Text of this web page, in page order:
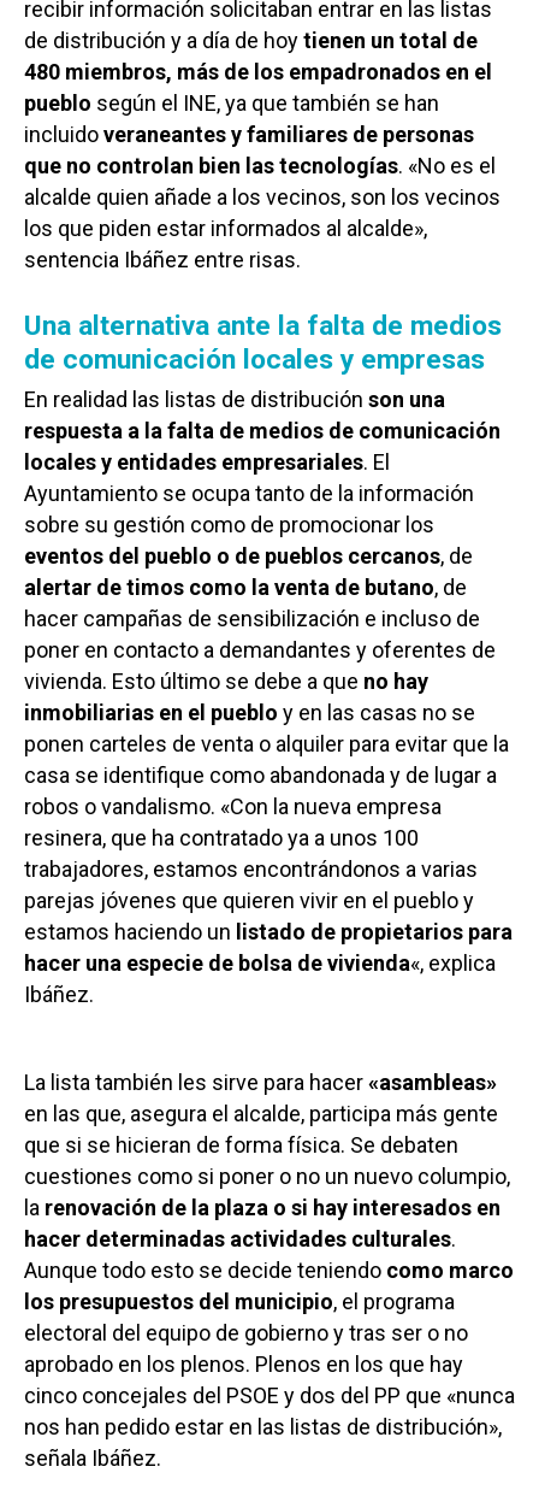
recibir información solicitaban entrar en las listas
de distribución y a día de hoytienen un total de
480 miembros, más de los empadronados en el
pueblo según el INE, ya que también se han
incluidoveraneantes y familiares de personas
que no controlan bien las tecnologías. «No es el
alcalde quien añade a los vecinos, son los vecinos
los que piden estar informados al alcalde»,
sentencia Ibáñez entre risas.
Una alternativa ante la falta de medios
de comunicación locales y empresas
En realidad las listas de distribución son una
respuesta a la falta de medios de comunicación
locales y entidades empresariales. El
Ayuntamiento se ocupa tanto de la información
sobre su gestión como de promocionar los
eventos del pueblo o de pueblos cercanos, de
alertar de timos como la venta de butano, de
hacer campañas de sensibilización e incluso de
poner en contacto a demandantes y oferentes de
vivienda. Esto último se debe a que no hay
inmobiliarias en el pueblo y en las casas no se
ponen carteles de venta o alquiler para evitar que la
casa se identifique como abandonada y de lugar a
robos o vandalismo. «Con la nueva empresa
resinera, que ha contratado ya a unos 100
trabajadores, estamos encontrándonos a varias
parejas jóvenes que quieren vivir en el pueblo y
estamos haciendo un listado de propietarios para
hacer una especie de bolsa de vivienda«, explica
Ibáñez.
La lista también les sirve para hacer«asambleas»
en las que, asegura el alcalde, participa más gente
que si se hicieran de forma física. Se debaten
cuestiones como si poner o no un nuevo columpio,
la renovación de la plaza o si hay interesados en
hacer determinadas actividades culturales.
Aunque todo esto se decide teniendo como marco
los presupuestos del municipio, el programa
electoral del equipo de gobierno y tras ser o no
aprobado en los plenos. Plenos en los que hay
cinco concejales del PSOE y dos del PP que «nunca
nos han pedido estar en las listas de distribución»,
señala Ibáñez.